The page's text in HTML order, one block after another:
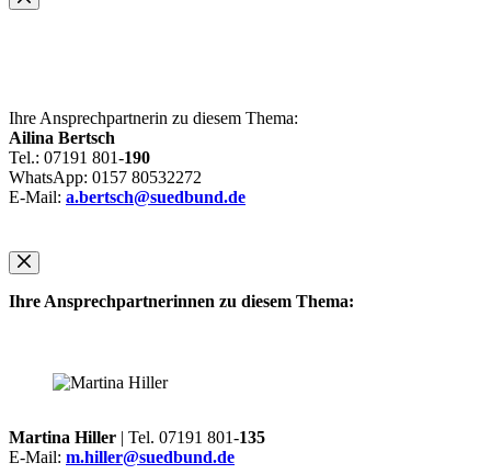
Ihre Ansprechpartnerin zu diesem Thema:
Ailina Bertsch
Tel.: 07191 801-190
WhatsApp: 0157 80532272
E-Mail: a.bertsch@suedbund.de
Ihre Ansprechpartnerinnen zu diesem Thema:
Martina Hiller | Tel. 07191 801-135
E-Mail: m.hiller@suedbund.de